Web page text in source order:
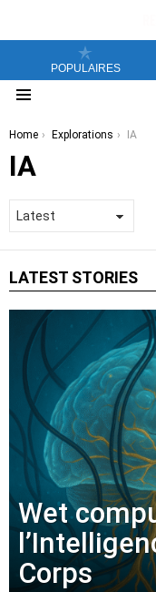
POPULAIRES
You are here:
Home Explorations IA
IA
LATEST STORIES
Wet
Corps